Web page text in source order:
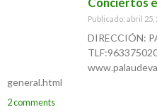
Publicado: abril 25,
DIRECCIÓN:
general.html
2 comments